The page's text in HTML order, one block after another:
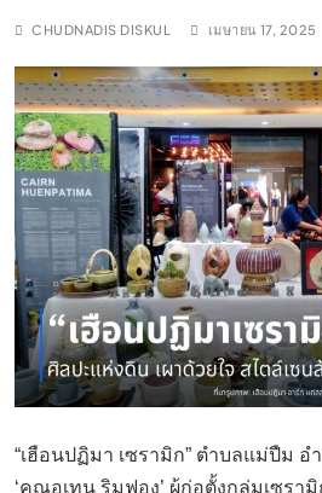
CHUDNADIS DISKUL เมษายน 17, 2025
“เฮือนปฏิมา เซรามิก” ตำบลแม่ปืม อ
‘คุณอุเทน ริมฟอง’ ผู้ก่อตั้งกลุ่มเซรา